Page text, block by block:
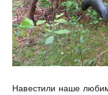
Навестили наше